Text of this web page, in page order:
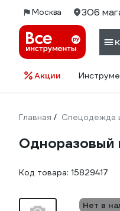
Москва 306
Акции
Главная / Спецодежда
Одноразовый
Код товара: 15829417
Нет в